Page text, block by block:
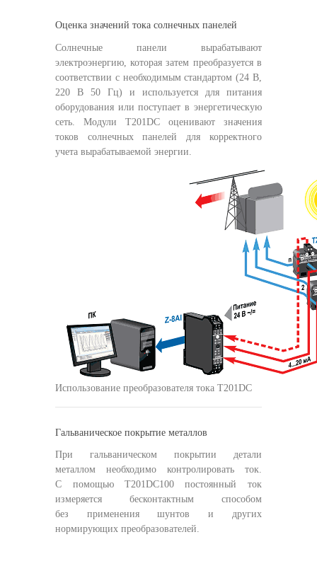
Оценка значений тока солнечных панелей
Солнечные панели вырабатывают
электроэнергию, которая затем преобразуется в
соответствии с необходимым стандартом (24 В,
220 В 50 Гц) и используется для питания
оборудования или поступает в энергетическую
сеть. Модули T201DC оценивают значения
токов солнечных панелей для корректного
учета вырабатываемой энергии.
Использование преобразователя тока T201DC
Гальваническое покрытие металлов
При гальваническом покрытии детали
металлом необходимо контролировать ток.
С помощью T201DC100 постоянный ток
измеряется бесконтактным способом
без применения шунтов и других
нормирующих преобразователей.